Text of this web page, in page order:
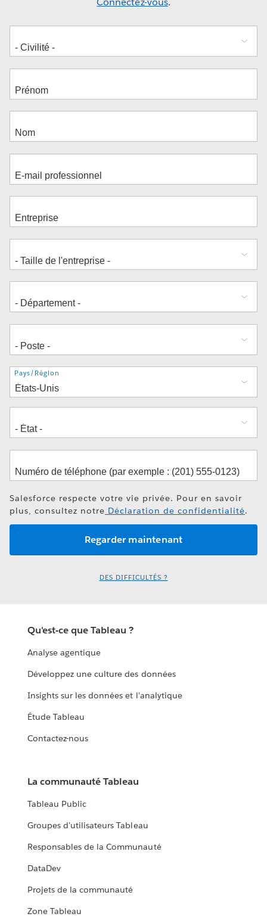
Adresse
Pays/Région
Salesforce respecte votre vie privée. Pour en savoir
plus, consultez notre Déclaration de confidentialité.
DES DIFFICULTÉS ?
Qu'est-ce que Tableau ?
Analyse agentique
Développez une culture des données
Insights sur les données et l'analytique
Étude Tableau
Contactez-nous
La communauté Tableau
Tableau Public
Groupes d'utilisateurs Tableau
Responsables de la Communauté
DataDev
Projets de la communauté
Zone Tableau